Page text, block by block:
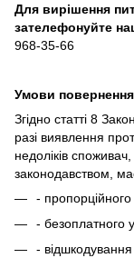
Для вирішення
зателефонуйте
968-35-66
Умови повернення
Згідно статті 8
разі виявлення
недоліків
законодавством,
-
- безоплатного
- відшкодування